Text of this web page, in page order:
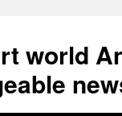
world